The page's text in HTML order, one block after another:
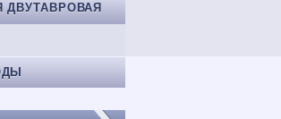
ДВУТАВРОВАЯ